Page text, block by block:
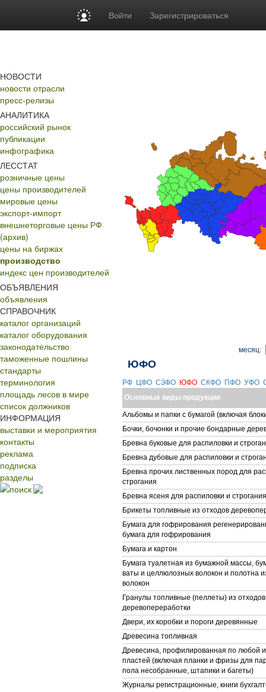
Войти Зарегистрироваться
НОВОСТИ
новости отрасли
пресс-релизы
АНАЛИТИКА
российский рынок
публикации
инфографика
ЛЕССТАТ
розничные цены
цены производителей
мировые цены
экспорт-импорт
внешнеторговые цены РФ
(архив)
цены на биржах
производство
индекс цен производителей
ОБЪЯВЛЕНИЯ
объявления
СПРАВОЧНИК
каталог организаций
каталог оборудования
законодательство
таможенные пошлины
стандарты
терминология
площадь лесов в мире
список должников
ИНФОРМАЦИЯ
выставки и мероприятия
контакты
реклама
подписка
разделы
поиск
месяц:
ЮФО
РФ ЦФО СЗФО ЮФО СКФО ПФО УФО
Основные виды продукции
Альбомы и папки с бумагой (включая
Бочки, бочонки и прочие бондарные
Бревна буковые для распиловки и
Бревна дубовые для распиловки и
Бревна прочих лиственных пород для
строгания
Бревна ясеня для распиловки и строгания
Брикеты топливные из отходов
Бумага для гофрирования
бумага для гофрирования
Бумага и картон
Бумага туалетная из бумажной массы,
ваты и целлюлозных волокон и полотна
волокон
Гранулы топливные (пеллеты) из отходов
деревопереработки
Двери, их коробки и пороги деревянные
Древесина топливная
Древесина, профилированная по любой
пластей (включая планки и фризы для
пола несобранные, штапики и багеты)
Журналы регистрационные, книги